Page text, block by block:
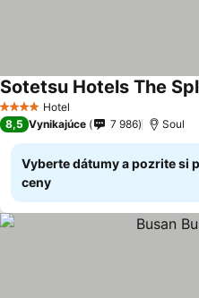
4 Počet hviezdičiek
Hotel
Zobraziť ceny
8,5 Vynikajúce 7 986 Soul
Vyberte dátumy a pozrite si
ceny